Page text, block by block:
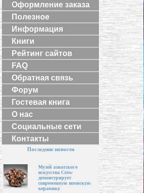
Оформление заказа
Полезное
Информация
Книги
Рейтинг сайтов
FAQ
Обратная связь
Форум
Гостевая книга
О нас
Социальные сети
Контакты
Последние новости
Музей азиатского
искусства Crow
демонстрирует
современную японскую
керамику